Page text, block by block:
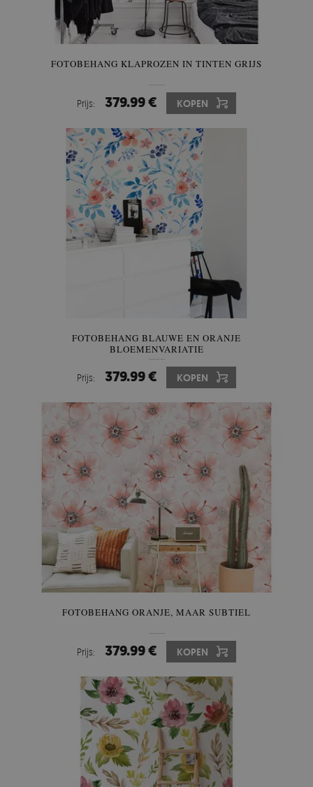
FOTOBEHANG KLAPROZEN IN TINTEN GRIJS
Prijs: 379.99 € KOPEN
FOTOBEHANG BLAUWE EN ORANJE
BLOEMENVARIATIE
Prijs: 379.99 € KOPEN
FOTOBEHANG ORANJE, MAAR SUBTIEL
Prijs: 379.99 € KOPEN